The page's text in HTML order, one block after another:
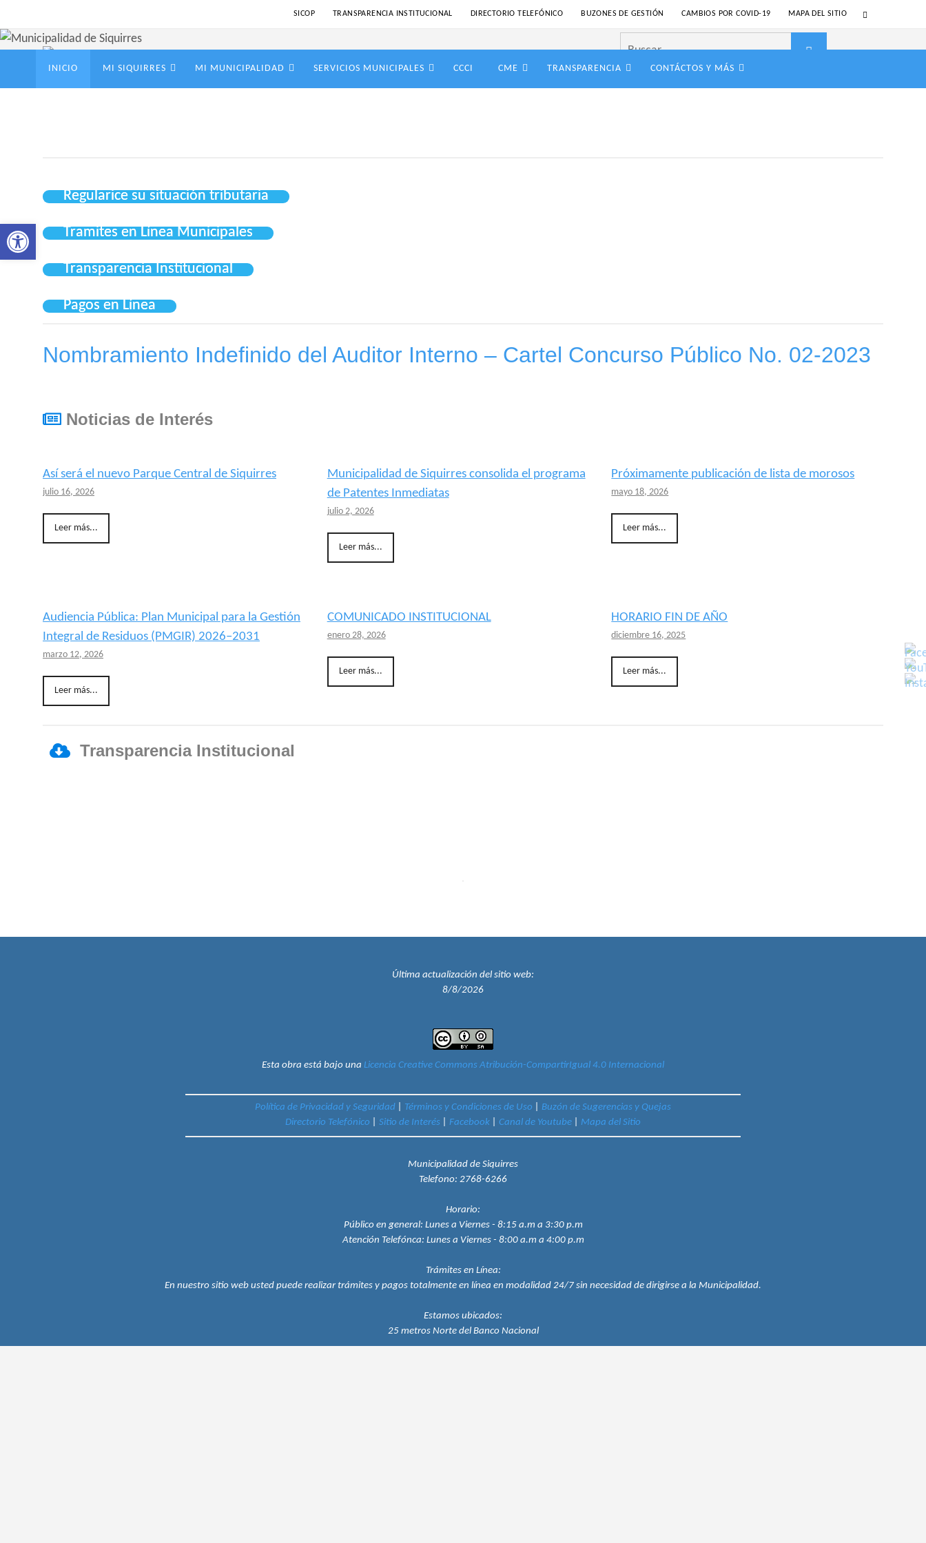
al
contenido
SICOP TRANSPARENCIA INSTITUCIONAL DIRECTORIO TELEFÓNICO BUZONES DE GESTIÓN CAMBIOS POR COVID-19 MAPA DEL SITIO
Buscar
contenido
INICIO MI SIQUIRRES MI MUNICIPALIDAD SERVICIOS MUNICIPALES CCCI CME TRANSPARENCIA CONTÁCTOS Y MÁS
Regularice su situación tributaria
Tramites en Línea Municipales
Transparencia Institucional
Pagos en Línea
Nombramiento Indefinido del Auditor Interno – Cartel Concurso Público No. 02-2023
Noticias de Interés
Así será el nuevo Parque Central de Siquirres
julio 16, 2026
Leer más...
Municipalidad de Siquirres consolida el programa
de Patentes Inmediatas
julio 2, 2026
Leer más...
Próximamente publicación de lista de morosos
mayo 18, 2026
Leer más...
Audiencia Pública: Plan Municipal para la Gestión
Integral de Residuos (PMGIR) 2026–2031
marzo 12, 2026
Leer más...
COMUNICADO INSTITUCIONAL
enero 28, 2026
Leer más...
HORARIO FIN DE AÑO
diciembre 16, 2025
Leer más...
Transparencia Institucional
Última actualización del sitio web:
8/8/2026
Esta obra está bajo una Licencia Creative Commons Atribución-CompartirIgual 4.0 Internacional
Política de Privacidad y Seguridad Términos y Condiciones de Uso
Buzón de Sugerencias y Quejas
Directorio Telefónico
Sitio de Interés Facebook Canal de Youtube Mapa del Sitio
Municipalidad de Siquirres
Telefono: 2768-6266
Horario:
Público en general: Lunes a Viernes - 8:15 a.m a 3:30 p.m
Atención Telefónca: Lunes a Viernes - 8:00 a.m a 4:00 p.m
Trámites en Línea:
En nuestro sitio web usted puede realizar trámites y pagos totalmente en línea en modalidad 24/7 sin necesidad de dirigirse a la Municipalidad.
Estamos ubicados:
25 metros Norte del Banco Nacional
Abrir barra de herramientas